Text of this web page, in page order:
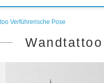
Verführerische Pose